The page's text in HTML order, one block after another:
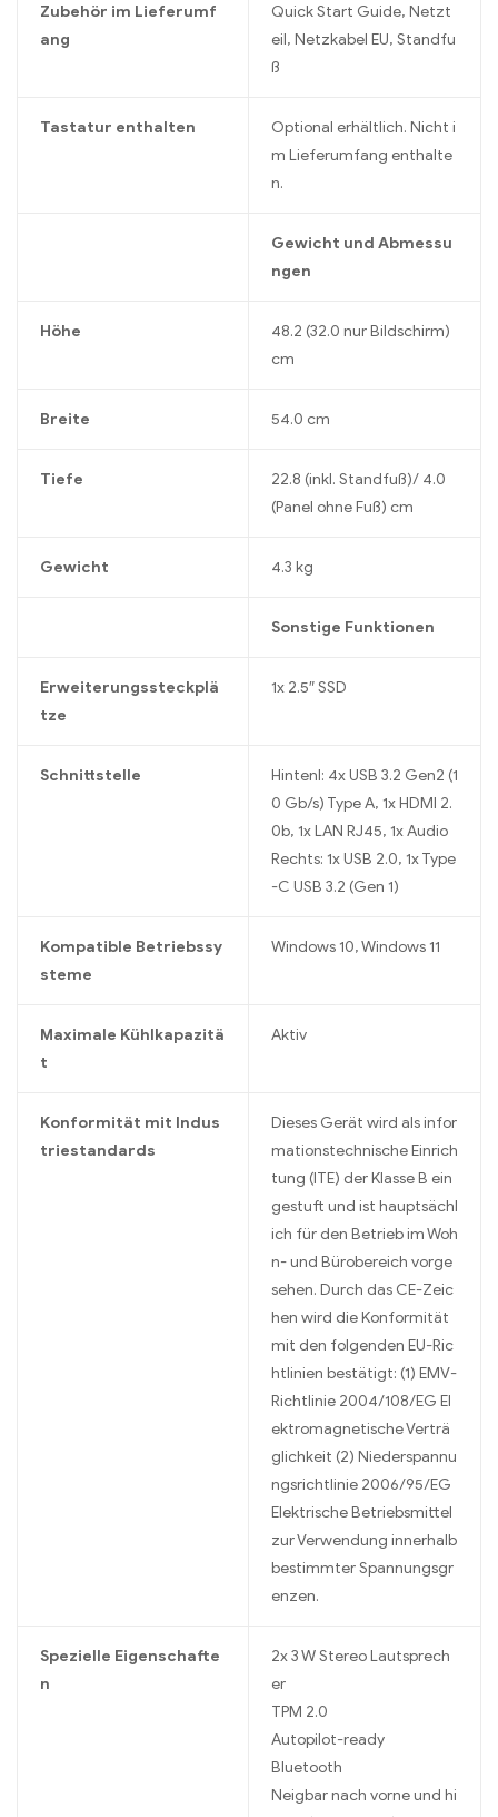
Zubehör im Lieferumf
ang
Quick Start Guide, Netzt
eil, Netzkabel EU, Standfu
ß
Tastatur enthalten
Optional erhältlich. Nicht i
m Lieferumfang enthalte
n.
Gewicht und Abmessu
ngen
Höhe
48.2 (32.0 nur Bildschirm)
cm
Breite 54.0 cm
Tiefe
22.8 (inkl. Standfuß)/ 4.0
(Panel ohne Fuß) cm
Gewicht 4.3 kg
Sonstige Funktionen
Erweiterungssteckplä
tze
1x 2.5″ SSD
Schnittstelle
Hintenl: 4x USB 3.2 Gen2 (1
0 Gb/s) Type A, 1x HDMI 2.
0b, 1x LAN RJ45, 1x Audio
Rechts: 1x USB 2.0, 1x Type
-C USB 3.2 (Gen 1)
Kompatible Betriebssy
steme
Windows 10, Windows 11
Maximale Kühlkapazitä
t
Aktiv
Konformität mit Indus
triestandards
Dieses Gerät wird als infor
mationstechnische Einrich
tung (ITE) der Klasse B ein
gestuft und ist hauptsächl
ich für den Betrieb im Woh
n- und Bürobereich vorge
sehen. Durch das CE-Zeic
hen wird die Konformität
mit den folgenden EU-Ric
htlinien bestätigt: (1) EMV-
Richtlinie 2004/108/EG El
ektromagnetische Verträ
glichkeit (2) Niederspannu
ngsrichtlinie 2006/95/EG
Elektrische Betriebsmittel
zur Verwendung innerhalb
bestimmter Spannungsgr
enzen.
Spezielle Eigenschafte
n
2x 3 W Stereo Lautsprech
er
TPM 2.0
Autopilot-ready
Bluetooth
Neigbar nach vorne und hi